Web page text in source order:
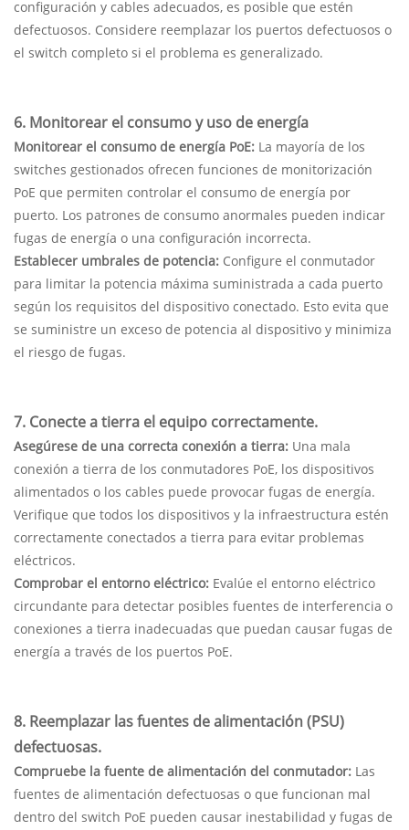
configuración y cables adecuados, es posible que estén
defectuosos. Considere reemplazar los puertos defectuosos o
el switch completo si el problema es generalizado.
6. Monitorear el consumo y uso de energía
Monitorear el consumo de energía PoE: La mayoría de los
switches gestionados ofrecen funciones de monitorización
PoE que permiten controlar el consumo de energía por
puerto. Los patrones de consumo anormales pueden indicar
fugas de energía o una configuración incorrecta.
Establecer umbrales de potencia: Configure el conmutador
para limitar la potencia máxima suministrada a cada puerto
según los requisitos del dispositivo conectado. Esto evita que
se suministre un exceso de potencia al dispositivo y minimiza
el riesgo de fugas.
7. Conecte a tierra el equipo correctamente.
Asegúrese de una correcta conexión a tierra: Una mala
conexión a tierra de los conmutadores PoE, los dispositivos
alimentados o los cables puede provocar fugas de energía.
Verifique que todos los dispositivos y la infraestructura estén
correctamente conectados a tierra para evitar problemas
eléctricos.
Comprobar el entorno eléctrico: Evalúe el entorno eléctrico
circundante para detectar posibles fuentes de interferencia o
conexiones a tierra inadecuadas que puedan causar fugas de
energía a través de los puertos PoE.
8. Reemplazar las fuentes de alimentación (PSU)
defectuosas.
Compruebe la fuente de alimentación del conmutador: Las
fuentes de alimentación defectuosas o que funcionan mal
dentro del switch PoE pueden causar inestabilidad y fugas de